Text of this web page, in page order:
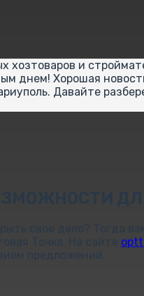
и
днем! Хорошая
Давайте
свое дело? Тогда
Точка. На сайте
предложений.